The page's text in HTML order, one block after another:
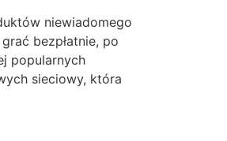
niewiadomego
bezpłatnie, po
popularnych
sieciowy, która